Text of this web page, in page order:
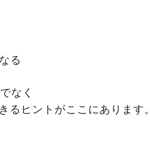
る
なく
るヒントがここにあります。